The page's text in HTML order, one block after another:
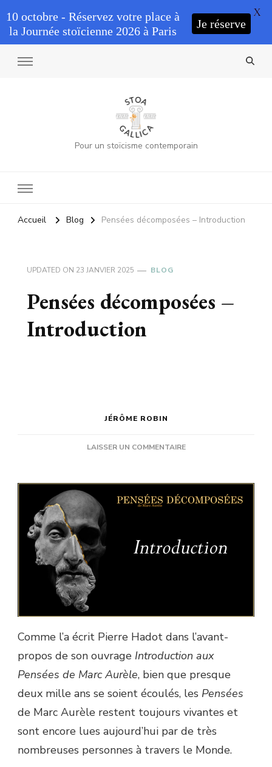
Pour un stoïcisme contemporain
Accueil Blog Pensées décomposées – Introduction
UPDATED ON 23 JANVIER 2025 BLOG
Pensées décomposées –
Introduction
JÉRÔME ROBIN
LAISSER UN COMMENTAIRESUR
–
INTRODUCTION
Comme l’a écrit Pierre Hadot dans l’avant-
propos de son ouvrage Introduction aux
Pensées de Marc Aurèle, bien que presque
deux mille ans se soient écoulés, les Pensées
de Marc Aurèle restent toujours vivantes et
sont encore lues aujourd’hui par de très
nombreuses personnes à travers le Monde.
10 octobre - Réservez votre place à
la Journée stoïcienne 2026 à Paris
Je réserve
X